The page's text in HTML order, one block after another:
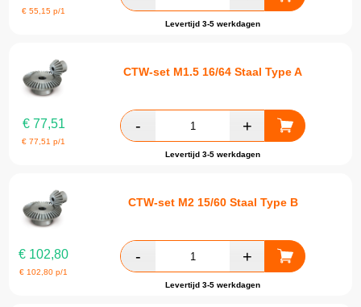
€55,15 p/1
Levertijd 3-5 werkdagen
CTW-set M1.5 16/64 Staal Type A
€77,51
€77,51 p/1
Levertijd 3-5 werkdagen
CTW-set M2 15/60 Staal Type B
€ 102,80
€ 102,80 p/1
Levertijd 3-5 werkdagen